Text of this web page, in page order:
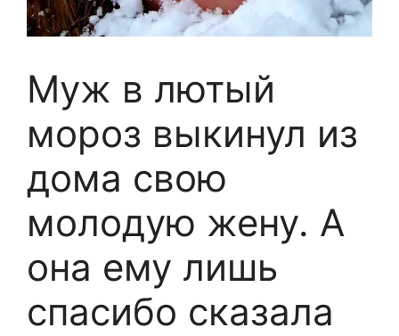
Муж в лютый
мороз выкинул из
дома свою
молодую жену. А
она ему лишь
спасибо сказала